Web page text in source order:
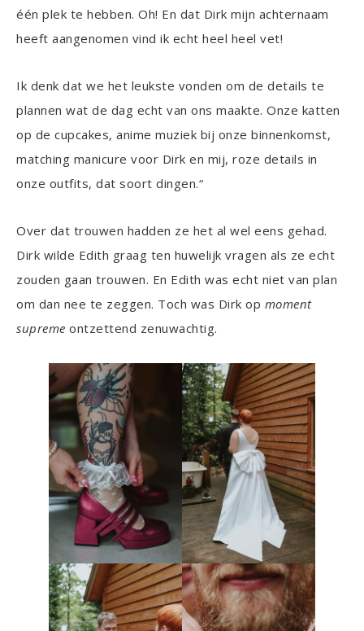
één plek te hebben. Oh! En dat Dirk mijn achternaam
heeft aangenomen vind ik echt heel heel vet!
Ik denk dat we het leukste vonden om de details te
plannen wat de dag echt van ons maakte. Onze katten
op de cupcakes, anime muziek bij onze binnenkomst,
matching manicure voor Dirk en mij, roze details in
onze outfits, dat soort dingen.“
Over dat trouwen hadden ze het al wel eens gehad.
Dirk wilde Edith graag ten huwelijk vragen als ze echt
zouden gaan trouwen. En Edith was echt niet van plan
om dan nee te zeggen. Toch was Dirk op moment
supreme ontzettend zenuwachtig.